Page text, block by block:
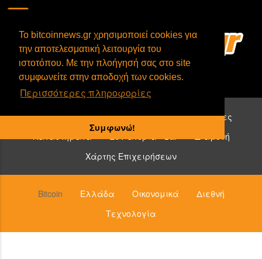
To bitcoinnews.gr χρησιμοποιεί cookies για
την αποτελεσματική λειτουργία του
ιστοτόπου. Με την πλοήγησή σας στο site
συμφωνείτε στην αποδοχή των cookies.
Περισσότερες πληροφορίες
Συμφωνώ!
Επιχειρήσεις που δέχονται bitcoin:
Υπηρεσίες
Καταστήματα
Εστιατόρια - Bar
Διαμονή
Χάρτης Επιχειρήσεων
Bitcoin Ελλάδα Οικονομικά
Διεθνή
Τεχνολογία